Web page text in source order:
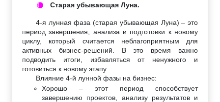
🌘 Старая убывающая Луна.
4-я лунная фаза (старая убывающая Луна) – это
период завершения, анализа и подготовки к новому
циклу, который считается неблагоприятным для
активных бизнес-решений. В это время важно
подводить итоги, избавляться от ненужного и
готовиться к новому этапу.
Влияние 4-й лунной фазы на бизнес:
Хорошо – этот период способствует
завершению проектов, анализу результатов и